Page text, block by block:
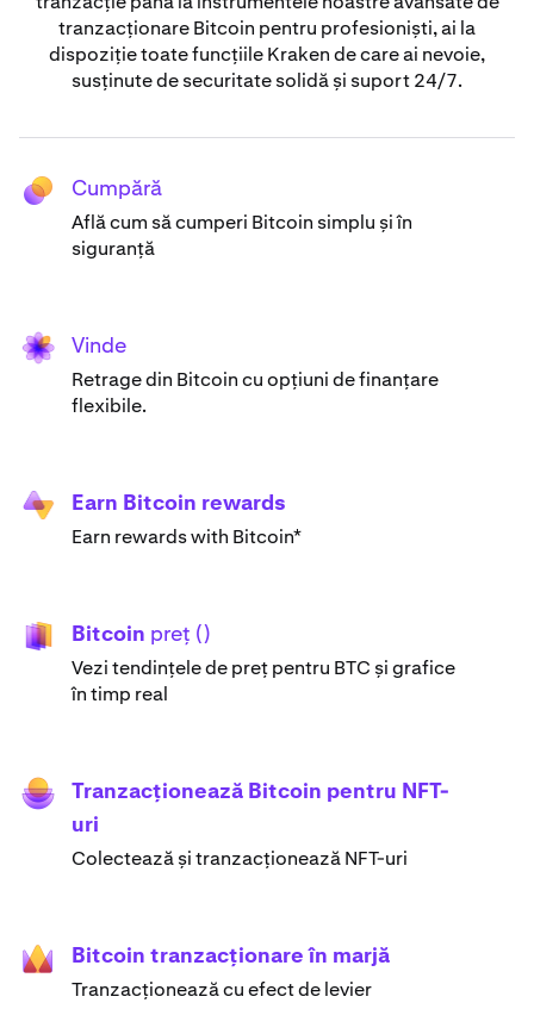
tranzacționare Bitcoin pentru profesioniști, ai la
dispoziție toate funcțiile Kraken de care ai nevoie,
susținute de securitate solidă și suport 24/7.
Cumpără
Află cum să cumperi Bitcoin simplu și în
siguranță
Vinde
Retrage din Bitcoin cu opțiuni de finanțare
flexibile.
Earn Bitcoin rewards
Earn rewards with Bitcoin*
Bitcoin preț ()
Vezi tendințele de preț pentru BTC și grafice
în timp real
Tranzacționează Bitcoin pentru NFT-
uri
Colectează și tranzacționează NFT-uri
Bitcoin tranzacționare în marjă
Tranzacționează cu efect de levier